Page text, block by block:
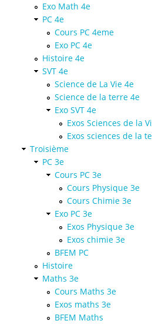
Exo Math 4e
PC 4e
Cours PC 4eme
Exo PC 4e
Histoire 4e
SVT 4e
Science de La Vie 4e
Science de la terre 4e
Exo SVT 4e
Exos Sciences de la
Exos sciences de la
Troisième
PC 3e
Cours PC 3e
Cours Physique 3e
Cours Chimie 3e
Exo PC 3e
Exos Physique 3e
Exos chimie 3e
BFEM PC
Histoire
Maths 3e
Cours Maths 3e
Exos maths 3e
BFEM Maths